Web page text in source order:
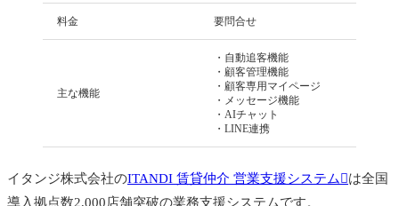
料金 要問合せ
主な機能
・自動追客機能
・顧客管理機能
・顧客専用マイページ
・メッセージ機能
・AIチャット
・LINE連携
イタンジ株式会社のITANDI 賃貸仲介 営業支援システム
は全国
導入拠点数2,000店舗突破の業務支援システムです。